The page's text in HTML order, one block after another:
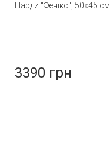
Нарди "Фенікс", 50х45 см
3390 грн